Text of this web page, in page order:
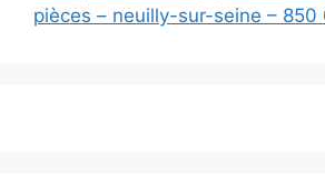
pièces – neuilly-sur-seine – 850